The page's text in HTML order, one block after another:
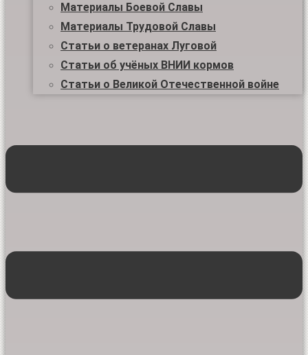
Материалы Боевой Славы
Материалы Трудовой Славы
Статьи о ветеранах Луговой
Статьи об учёных ВНИИ кормов
Статьи о Великой Отечественной войне